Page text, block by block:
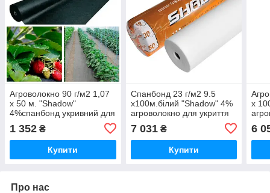
Агроволокно 90 г/м2 1,07
х 50 м. "Shadow"
4%спанбонд укривний для
газону, грядок та гортензій
1 352 ₴
Купити
Спанбонд 23 г/м2 9.5
х100м.білий "Shadow" 4%
агроволокно для укриття
7 031₴
Купити
х
6
Про нас